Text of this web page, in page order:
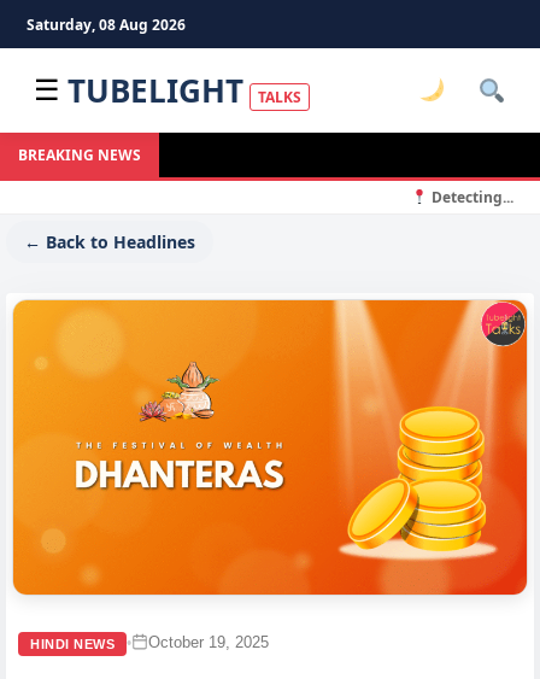
Saturday, 08 Aug 2026
☰ TUBELIGHT TALKS
BREAKING NEWS
Detecting...
← Back to Headlines
HINDI NEWS • October 19, 2025